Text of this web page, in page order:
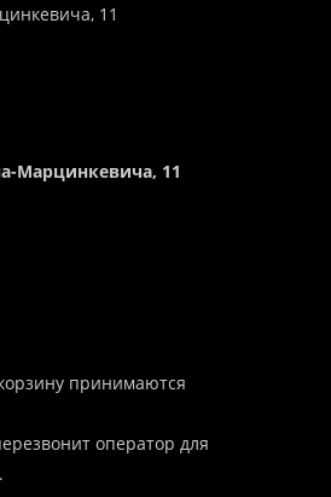
11
Марцинкевича, 11
принимаются
оператор для